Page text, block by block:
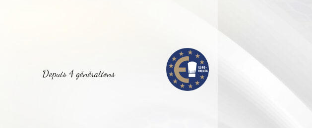
Depuis 4 générations